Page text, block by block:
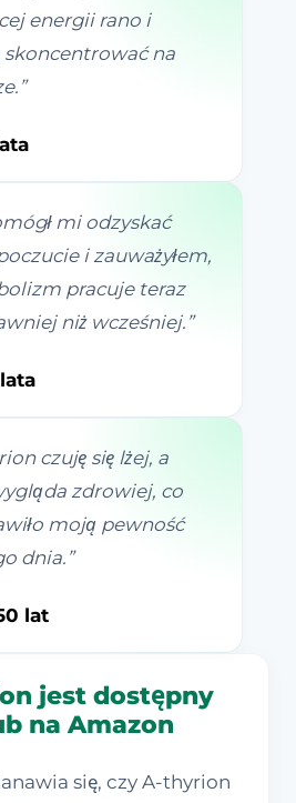
energii rano i
skoncentrować na
”
mi odzyskać
i zauważyłem,
pracuje teraz
niż wcześniej. ”
czuję się lżej, a
zdrowiej, co
moją pewność
dnia. ”
lat
jest dostępny
na Amazon
się, czy A-thyrion